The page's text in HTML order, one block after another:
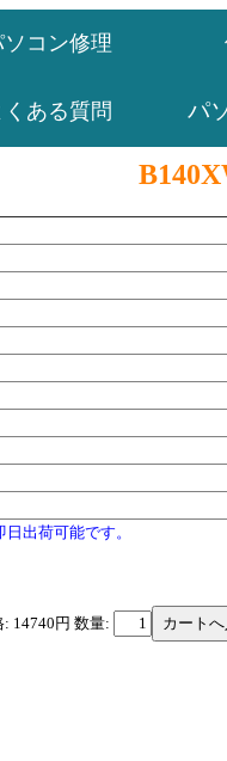
ソコン修理
くある質問 パ
出荷可能です。
14740円 数量: